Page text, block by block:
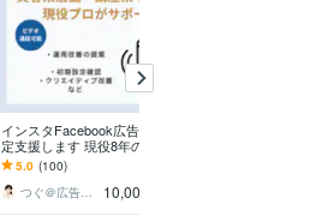
インスタFacebook広告の初期設
定支援します 現役8年のプロがサ
ポート！Meta広告インスタ広告
5.0 (100)
つぐ＠広告マーケティングサポーター
10,000